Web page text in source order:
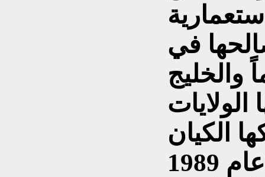
في
والخليج
الكيان
الصهيوني ففي نهاية عام 1989